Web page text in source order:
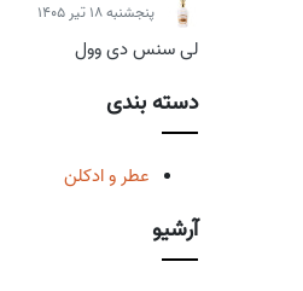
پنجشنبه 18 تیر 1405
لی سنس دی وول
دسته بندی
عطر و ادکلن
آرشیو